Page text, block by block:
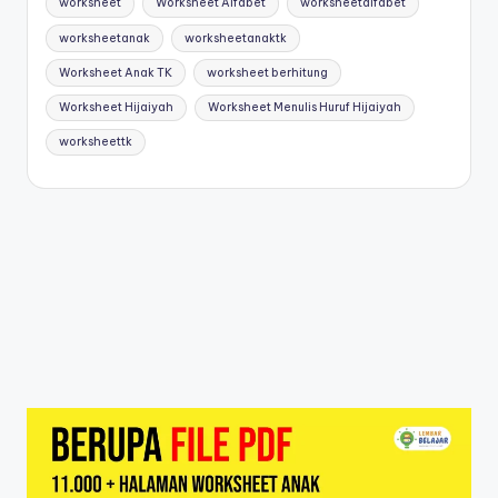
d
f
-
d
o
b
u
k
2-
5
tahun
pdf
worksheet Worksheet Alfabet worksheetalfabet
worksheetanak worksheetanaktk
Worksheet Anak TK worksheet berhitung
Worksheet Hijaiyah Worksheet Menulis Huruf Hijaiyah
worksheettk